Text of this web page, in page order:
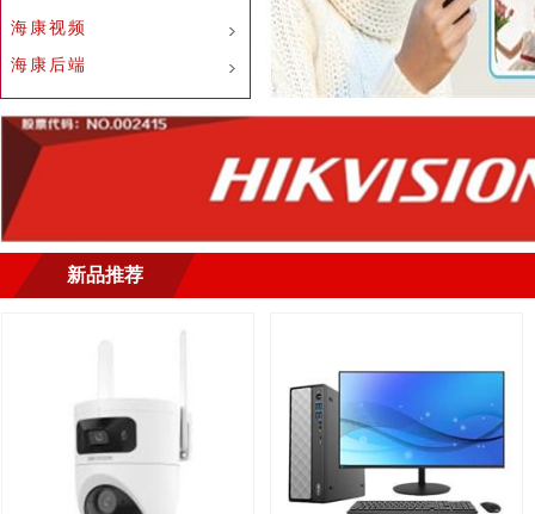
海康视频
海康后端
新品推荐